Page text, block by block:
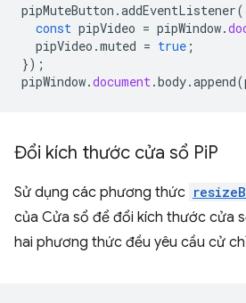
pipMuteButton .addEventListener(
const pipVideo = pipWindow.
pipVideo .muted = true ;
});
pipWindow.document .body.append(
Đổi kích thước cửa sổ PiP
Sử dụng các phương thức
của Cửa sổ để đổi kích thước cửa
hai phương thức đều yêu cầu cử